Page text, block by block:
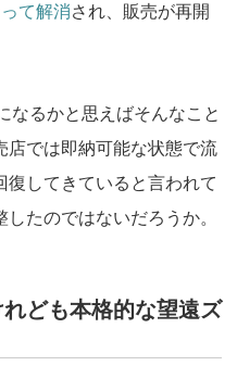
て解消され、販売が再開
るかと思えばそんなこと
店では即納可能な状態で流
してきていると言われて
たのではないだろうか。
ども本格的な望遠ズ